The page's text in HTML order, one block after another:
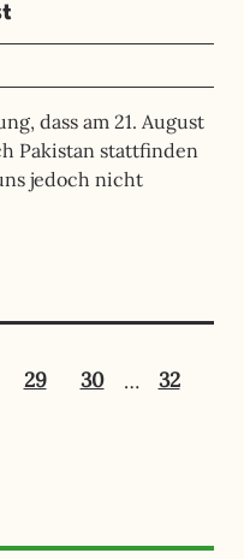
dass am 21. August
Pakistan stattfinden
jedoch nicht
29 30 …
32